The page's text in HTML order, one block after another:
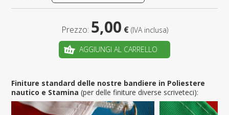
Prezzo: 5,00 € (IVA inclusa)
AGGIUNGI AL CARRELLO
Finiture standard delle nostre bandiere in Poliestere
nautico e Stamina(per delle finiture diverse scriveteci):